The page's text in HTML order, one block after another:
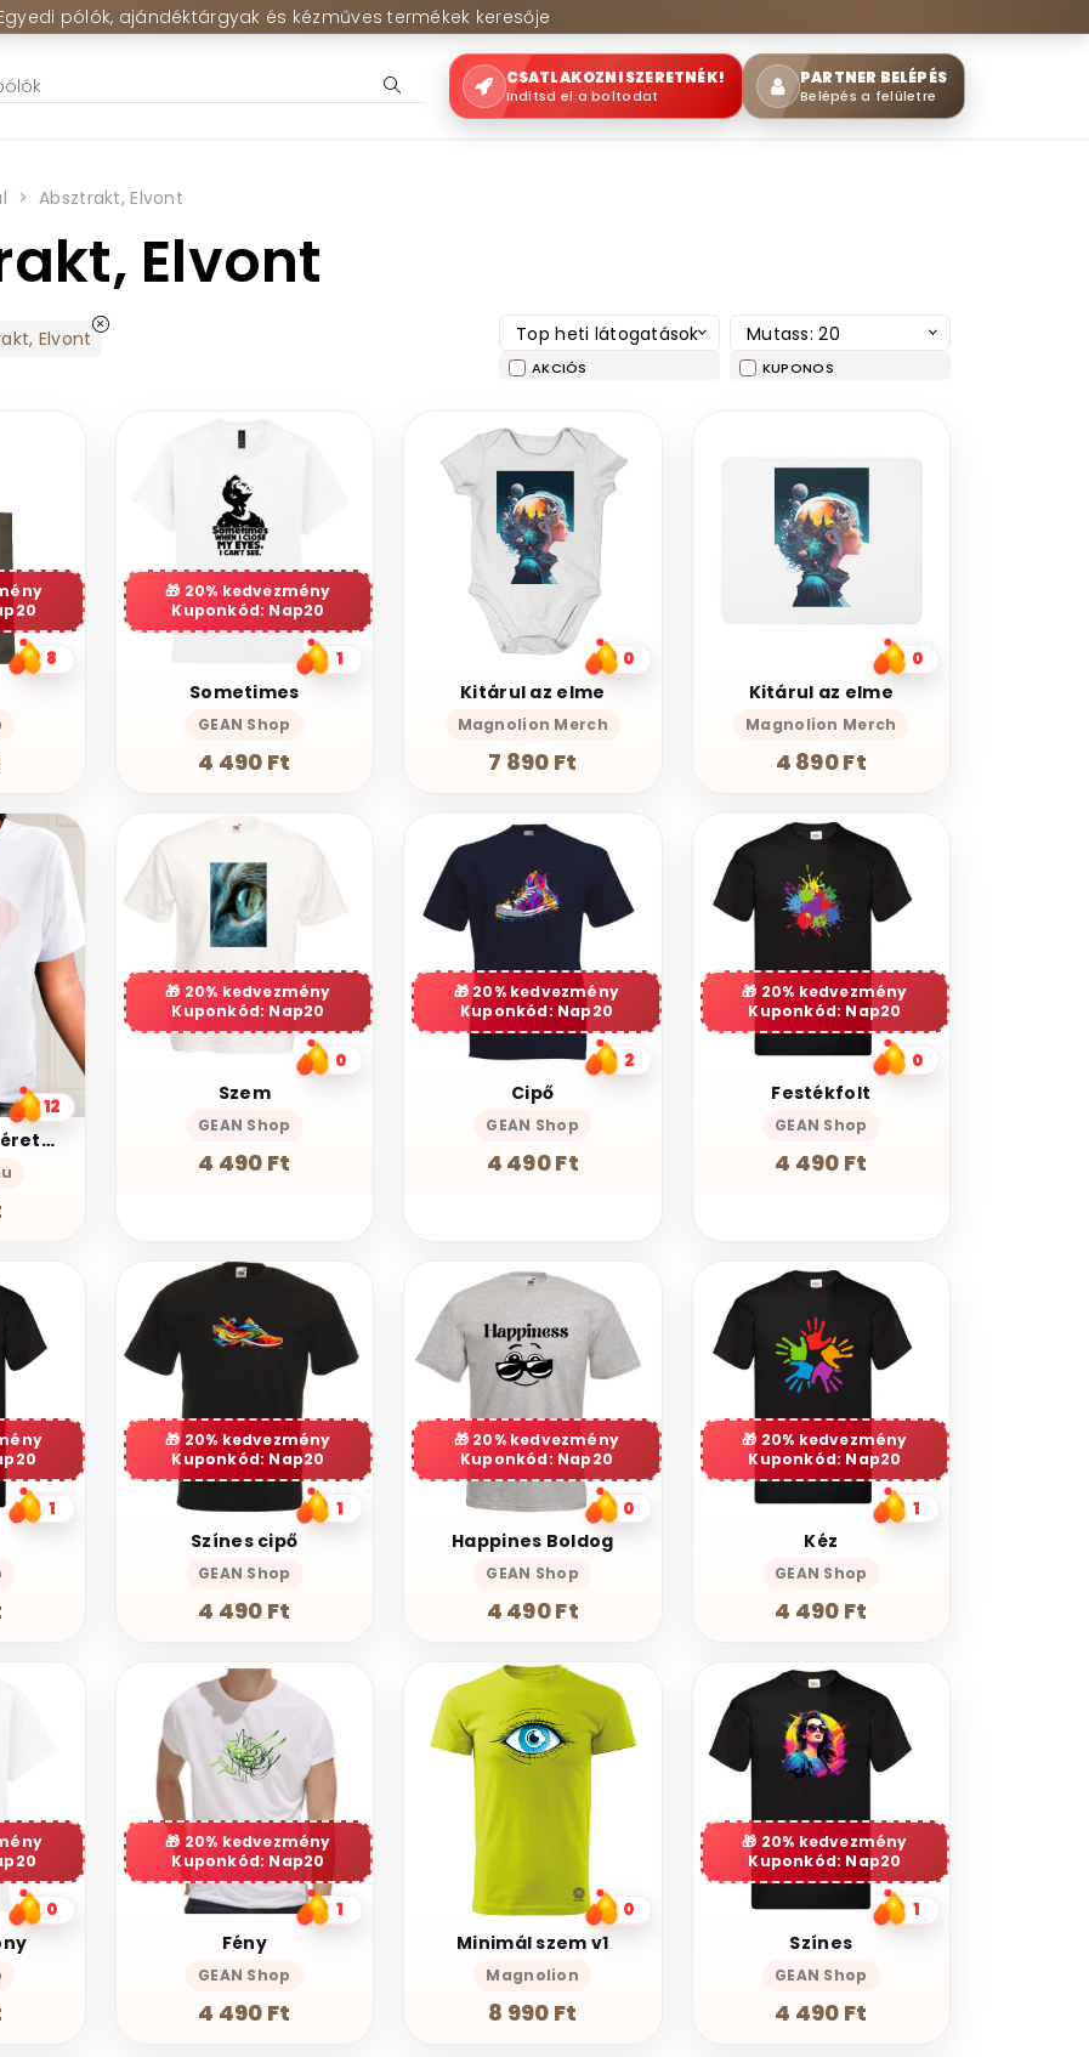
pólók, ajándéktárgyak és kézműves termékek keresője
CSATLAKOZNI SZERETNÉK!
Indítsd el a boltodat
PARTNER BELÉPÉS
Belépés a felületre
Absztrakt, Elvont
Elvont
Elvont Top heti látogatások Mutass: 20
AKCIÓS KUPONOS
8
20% kedvezmény
Kuponkód: Nap20
1
Sometimes
GEAN Shop
4 490 Ft
0
Kitárul az elme
Magnolion Merch
7 890 Ft
0
Kitárul az elme
Magnolion Merch
4 890 Ft
12
TNR05 - Nagyméretű Rózsaszín szív mintás rugalmas fehér női póló XL-2XL 50-52
20% kedvezmény
Kuponkód: Nap20
0
Szem
GEAN Shop
4 490 Ft
20% kedvezmény
Kuponkód: Nap20
2
Cipő
GEAN Shop
4 490 Ft
20% kedvezmény
Kuponkód: Nap20
0
Festékfolt
GEAN Shop
4 490 Ft
1
20% kedvezmény
Kuponkód: Nap20
1
Színes cipő
GEAN Shop
4 490 Ft
20% kedvezmény
Kuponkód: Nap20
0
Happines Boldog
GEAN Shop
4 490 Ft
20% kedvezmény
Kuponkód: Nap20
1
Kéz
GEAN Shop
4 490 Ft
0
20% kedvezmény
Kuponkód: Nap20
1
Fény
GEAN Shop
4 490 Ft
0
Minimál szem v1
Magnolion
8 990 Ft
20% kedvezmény
Kuponkód: Nap20
1
Színes
GEAN Shop
4 490 Ft